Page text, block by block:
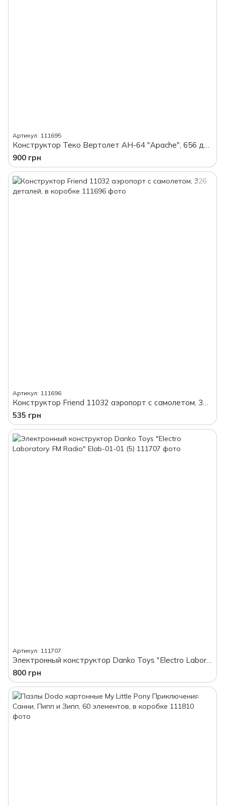
Артикул: 111695
Конструктор Теко Вертолет AH-64 "Apache", 656 деталей, в коробке
900 грн
Артикул: 111696
Конструктор Friend 11032 аэропорт с самолетом, 326 деталей, в коробке
535 грн
Артикул: 111707
Электронный конструктор Danko Toys "Electro Laboratory. FM Radio" Elab-01-01 (5)
800 грн